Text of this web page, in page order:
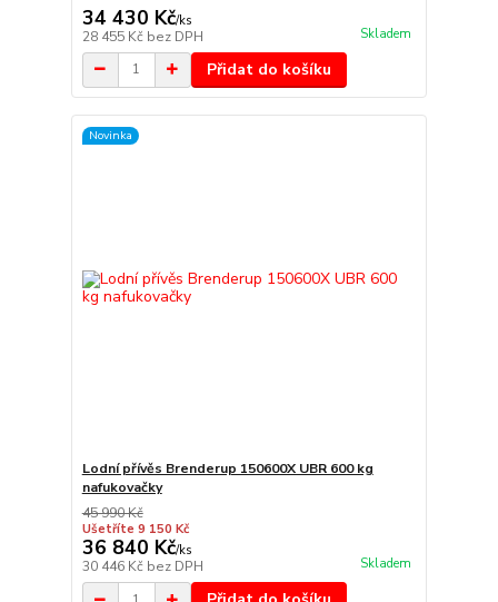
34 430 Kč/ks
28 455 Kč bez DPH Skladem
Přidat do košíku
Novinka
Lodní přívěs Brenderup 150600X UBR 600 kg
nafukovačky
45 990 Kč
Ušetříte 9 150 Kč
36 840 Kč/ks
30 446 Kč bez DPH Skladem